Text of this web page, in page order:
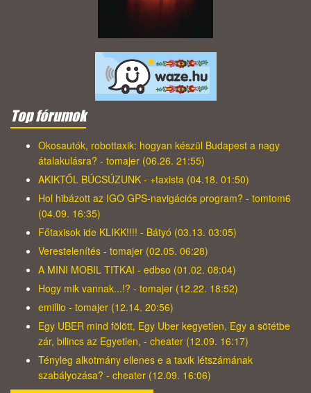
Top fórumok
Okosautók, robottaxik: hogyan készül Budapest a nagy
átalakulásra? - tomajer (06.26. 21:55)
AKIKTŐL BÚCSÚZUNK - +taxista (04.18. 01:50)
Hol hibázott az IGO GPS-navigációs program? - tomtom6
(04.09. 16:35)
Főtaxisok ide KLIKK!!!! - Bátyó (03.13. 03:05)
Verestelenítés - tomajer (02.05. 06:28)
A MINI MOBIL TITKAI - edbso (01.02. 08:04)
Hogy mik vannak...!? - tomajer (12.22. 18:52)
emillio - tomajer (12.14. 20:56)
Egy UBER mind fölött, Egy Uber kegyetlen, Egy a sötétbe
zár, bilincs az Egyetlen, - cheater (12.09. 16:17)
Tényleg alkotmány ellenes e a taxik létszámának
szabályozása? - cheater (12.09. 16:06)